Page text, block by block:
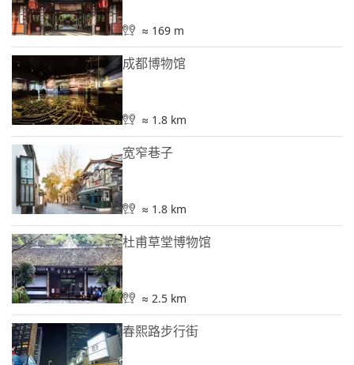
≈ 169 m
成都博物馆
≈ 1.8 km
宽窄巷子
≈ 1.8 km
杜甫草堂博物馆
≈ 2.5 km
春熙路步行街